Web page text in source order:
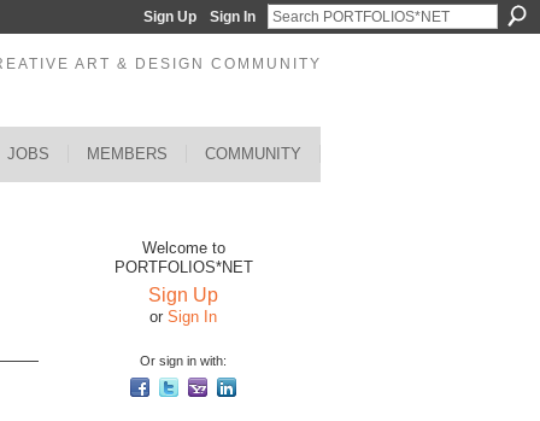
Sign Up Sign In
ART & DESIGN COMMUNITY
JOBS MEMBERS COMMUNITY
Welcome to
PORTFOLIOS*NET
Sign Up
or Sign In
Or sign in with: